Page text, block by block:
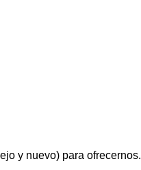
y nuevo) para ofrecernos.